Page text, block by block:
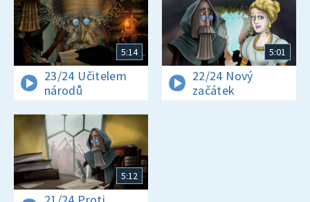
5:14
23/24 Učitelem
národů
5:01
22/24 Nový
začátek
5:12